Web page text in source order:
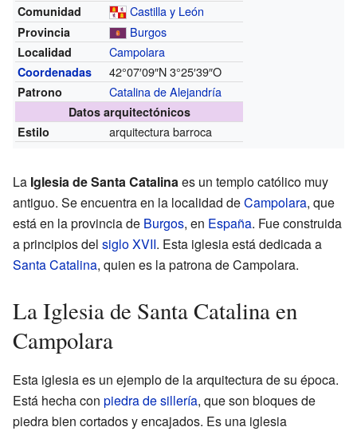
Comunidad Castilla y León
Provincia Burgos
Localidad Campolara
Coordenadas 42°07′09″N3°25′39″O
Patrono Catalina de Alejandría
Datos arquitectónicos
Estilo
arquitectura barroca
La Iglesia de Santa Catalinaes un templo católico muy
antiguo. Se encuentra en la localidad deCampolara, que
está en la provincia de Burgos, en España. Fue construida
a principios del siglo XVII. Esta iglesia está dedicada a
Santa Catalina, quien es la patrona de Campolara.
La Iglesia de Santa Catalina en
Campolara
Esta iglesia es un ejemplo de la arquitectura de su época.
Está hecha con piedra de sillería, que son bloques de
piedra bien cortados y encajados. Es una iglesia